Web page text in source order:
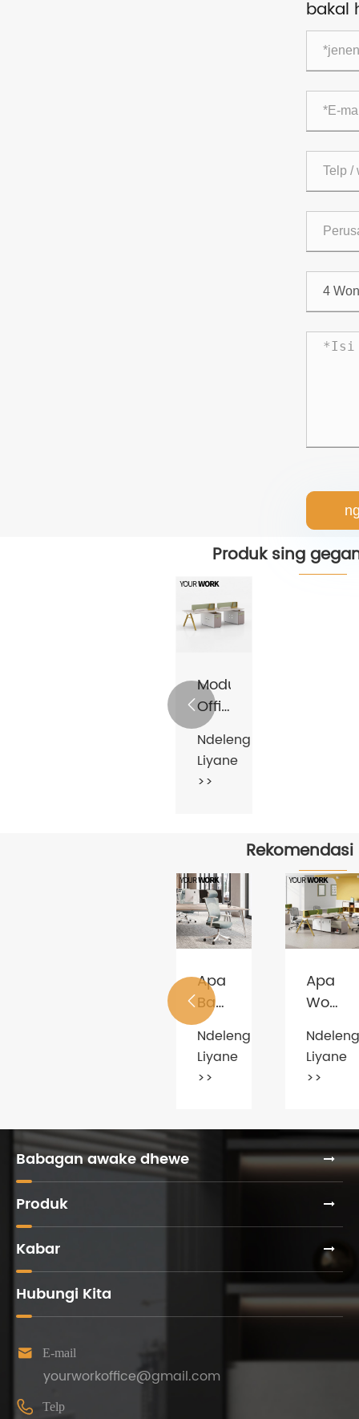
bakal
Produk sing
Modular
Office
Workstation
Ndeleng
Liyane
>>

Rekomendasi
Prinsip
Kantor
Kantor
Kantor
Ndeleng
Liyane
>>
pamilik
kerja
Liyane
>>

Babagan awake dhewe
Produk
Kabar
Hubungi Kita
 E-mail
yourworkoffice@gmail.com
 Telp